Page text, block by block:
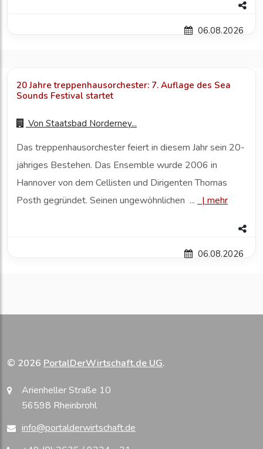
06.08.2026
20 Jahre treppenhausorchester: 7. Auflage des Sea
Sounds Festival startet
Von Staatsbad Norderney...
Das treppenhausorchester feiert in diesem Jahr sein 20-
jähriges Bestehen. Das Ensemble wurde 2006 in
Hannover von dem Cellisten und Dirigenten Thomas
Posth gegründet. Seinen ungewöhnlichen ...
| mehr
06.08.2026
© 2026 PortalDerWirtschaft.de UG.
Arienheller Straße 10
56598 Rheinbrohl
info@portalderwirtschaft.de